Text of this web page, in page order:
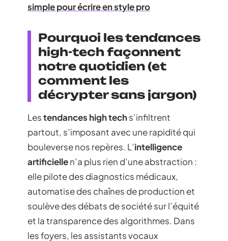
simple pour écrire en style pro
Pourquoi les tendances
high-tech façonnent
notre quotidien (et
comment les
décrypter sans jargon)
Lestendances high techs’infiltrent
partout, s’imposant avec une rapidité qui
bouleverse nos repères. L’intelligence
artificiellen’a plus rien d’une abstraction :
elle pilote des diagnostics médicaux,
automatise des chaînes de production et
soulève des débats de société sur l’équité
et la transparence des algorithmes. Dans
les foyers, les assistants vocaux